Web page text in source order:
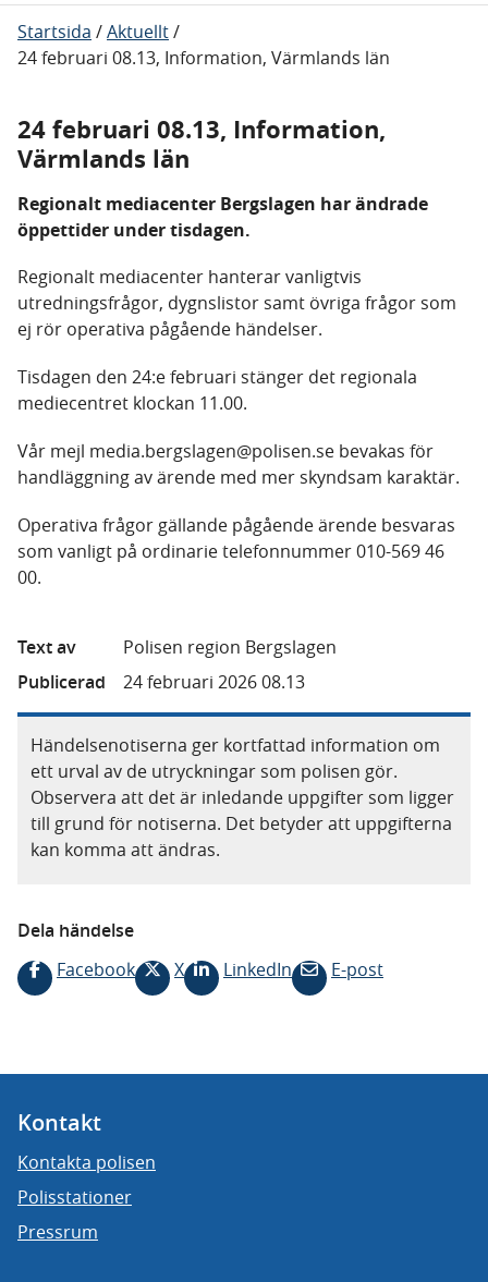
Startsida /Aktuellt/
24 februari 08.13, Information, Värmlands län
24 februari 08.13, Information,
Värmlands län
Regionalt mediacenter Bergslagen har ändrade
öppettider under tisdagen.
Regionalt mediacenter hanterar vanligtvis
utredningsfrågor, dygnslistor samt övriga frågor som
ej rör operativa pågående händelser.
Tisdagen den 24:e februari stänger det regionala
mediecentret klockan 11.00.
Vår mejl media.bergslagen@polisen.se bevakas för
handläggning av ärende med mer skyndsam karaktär.
Operativa frågor gällande pågående ärende besvaras
som vanligt på ordinarie telefonnummer 010-569 46
00.
Text av
Polisen region Bergslagen
Publicerad
24 februari 2026 08.13
Händelsenotiserna ger kortfattad information om
ett urval av de utryckningar som polisen gör.
Observera att det är inledande uppgifter som ligger
till grund för notiserna. Det betyder att uppgifterna
kan komma att ändras.
Dela händelse
Facebook
X LinkedIn E-post
Kontakt
Kontakta polisen
Polisstationer
Pressrum